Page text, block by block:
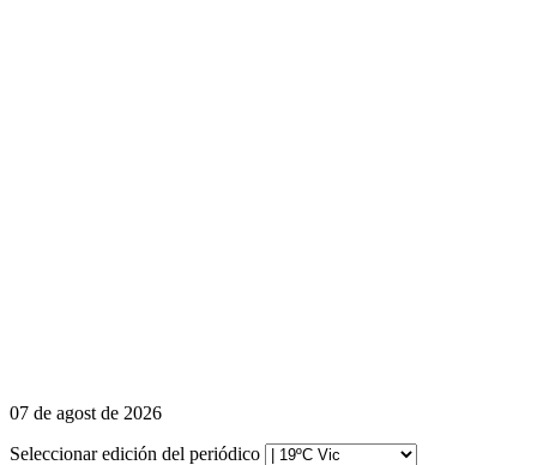
07 de agost de 2026
Seleccionar edición del periódico